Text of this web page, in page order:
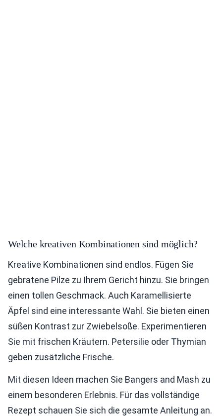
Welche kreativen Kombinationen sind möglich?
Kreative Kombinationen sind endlos. Fügen Sie
gebratene Pilze zu Ihrem Gericht hinzu. Sie bringen
einen tollen Geschmack. Auch Karamellisierte
Äpfel sind eine interessante Wahl. Sie bieten einen
süßen Kontrast zur Zwiebelsoße. Experimentieren
Sie mit frischen Kräutern. Petersilie oder Thymian
geben zusätzliche Frische.
Mit diesen Ideen machen Sie Bangers and Mash zu
einem besonderen Erlebnis. Für das vollständige
Rezept schauen Sie sich die gesamte Anleitung an.